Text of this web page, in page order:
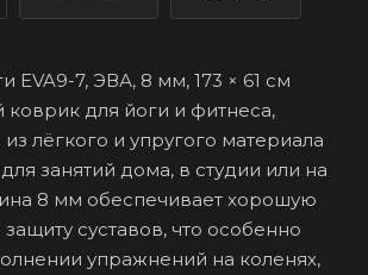
EVA9-7, ЭВА, 8 мм, 173 × 61 см
коврик для йоги и фитнеса,
лёгкого и упругого материала
занятий дома, в студии или на
8 мм обеспечивает хорошую
суставов, что особенно
упражнений на коленях,